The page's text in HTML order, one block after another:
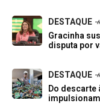
DESTAQUE
Gracinha
disputa por
DESTAQUE
Do